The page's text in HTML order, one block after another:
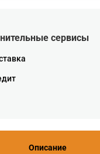
сервисы
Описание